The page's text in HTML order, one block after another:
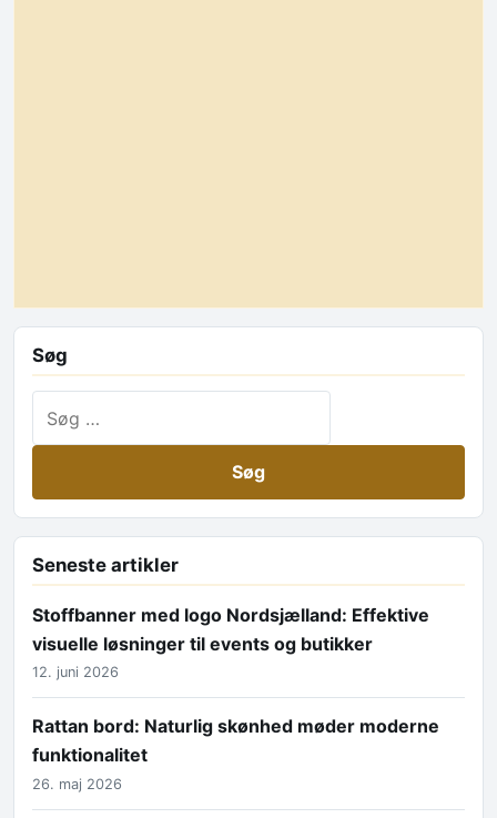
Søg
Seneste artikler
Stoffbanner med logo Nordsjælland: Effektive
visuelle løsninger til events og butikker
12. juni 2026
Rattan bord: Naturlig skønhed møder moderne
funktionalitet
26. maj 2026